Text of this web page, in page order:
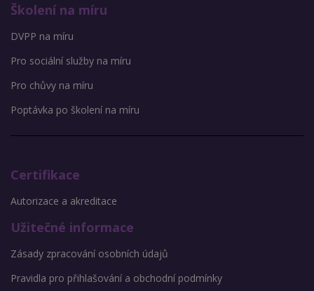
Školení na míru
DVPP na míru
Pro sociální služby na míru
Pro chůvy na míru
Poptávka po školení na míru
Certifikace
Autorizace a akreditace
Užitečné informace
Zásady zpracování osobních údajů
Pravidla pro přihlašování a obchodní podmínky